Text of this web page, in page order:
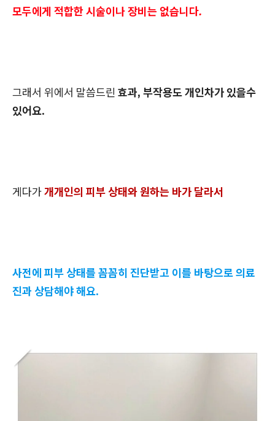
모두에게 적합한 시술이나 장비는 없습니다.
그래서 위에서 말씀드린 효과, 부작용도 개인차가 있을수
있어요.
게다가개개인의 피부 상태와 원하는 바가 달라서
사전에 피부 상태를 꼼꼼히 진단받고 이를 바탕으로 의료
진과 상담해야 해요.